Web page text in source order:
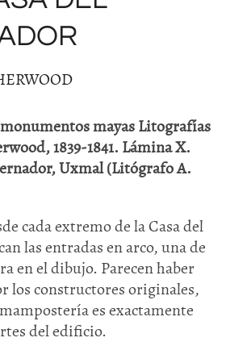
mayas Litografías
1839-1841. Lámina X.
Uxmal (Litógrafo A.
cada extremo de la Casa del
las entradas en arco, una de
en el dibujo. Parecen haber
los constructores originales,
es exactamente
del edificio.